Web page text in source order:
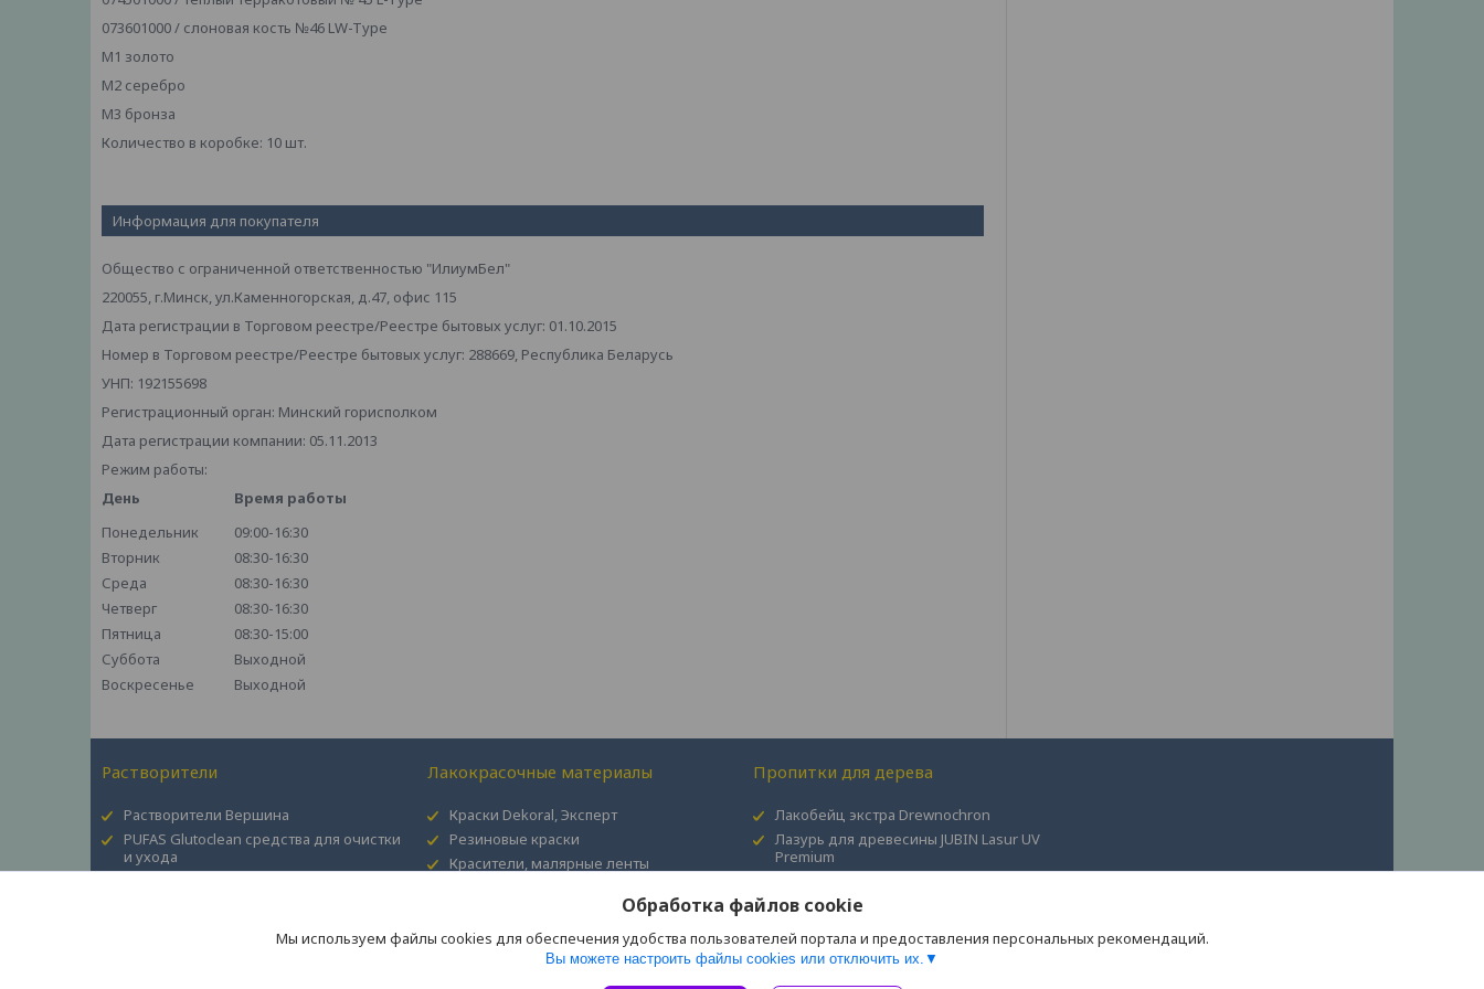
073601000 / слоновая кость №46 LW-Type
М1 золото
М2 серебро
М3 бронза
Количество в коробке: 10 шт.
Информация для покупателя
Общество с ограниченной ответственностью "ИлиумБел"
220055, г.Минск, ул.Каменногорская, д.47, офис 115
Дата регистрации в Торговом реестре/Реестре бытовых услуг: 01.10.2015
Номер в Торговом реестре/Реестре бытовых услуг: 288669, Республика Беларусь
УНП: 192155698
Регистрационный орган: Минский горисполком
Дата регистрации компании: 05.11.2013
Режим работы:
День
Время работы
Понедельник
09:00-16:30
Вторник
08:30-16:30
Среда
08:30-16:30
Четверг
08:30-16:30
Пятница
08:30-15:00
Суббота
Выходной
Воскресенье
Выходной
Растворители
Растворители Вершина
PUFAS Glutoclean средства для очистки
и ухода
Герметик шовный для дерева EUROTEX
Лакокрасочные материалы
Краски Dekoral, Эксперт
Резиновые краски
Красители, малярные ленты
Пропитки для дерева
Лакобейц экстра Drewnochron
Лазурь для древесины JUBIN Lasur UV
Premium
Обработка файлов cookie
Мы используем файлы cookies для обеспечения удобства пользователей портала и предоставления персональных рекомендаций.
Вы можете настроить файлы cookies или отключить их.